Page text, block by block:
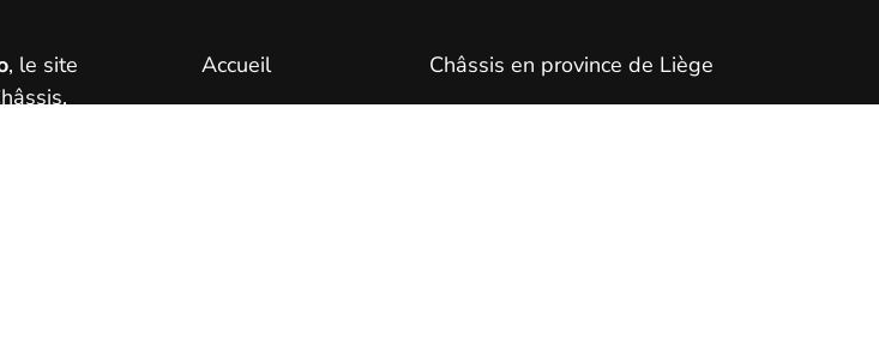
, le site
Accueil
Châssis en province de Liège